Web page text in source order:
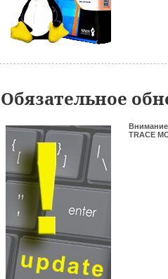
Обязательное
TRACE